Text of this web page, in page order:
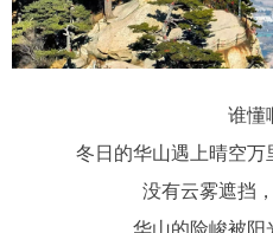
谁懂
冬日的华山遇上晴空万
没有云雾遮挡
华山的险峻被阳